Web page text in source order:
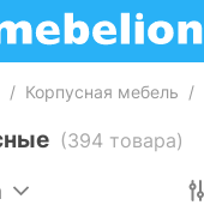
/ Корпусная мебель /
(394 товара)